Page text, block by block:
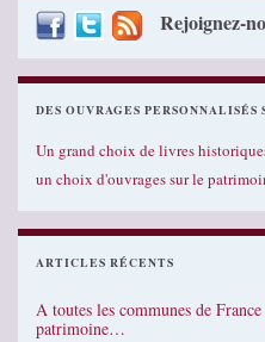
Rejoignez-
DES OUVRAGES PERSONNALISÉS
Un grand choix de livres
un choix d'ouvrages sur le
ARTICLES RÉCENTS
A toutes les communes de
patrimoine…